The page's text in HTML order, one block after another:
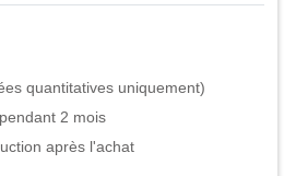
quantitatives uniquement)
2 mois
après l'achat